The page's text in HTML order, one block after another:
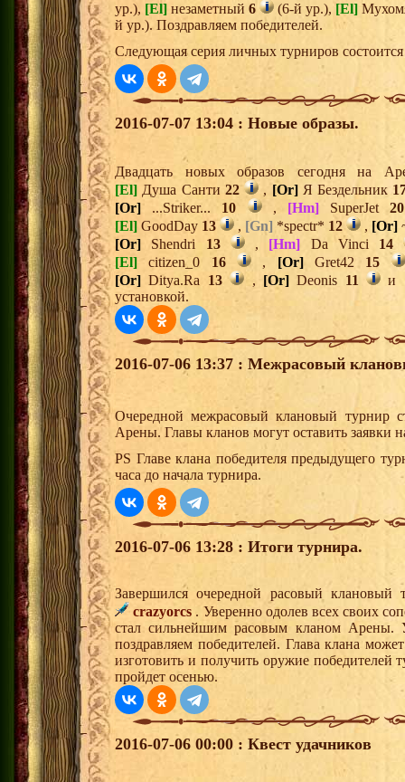
ур.), [El] незаметный 6 (6-й ур.), [El]
й ур.). Поздравляем победителей.
Следующая серия личных турниров состоится
2016-07-07 13:04 : Новые образы.
Двадцать новых образов сегодня на
[El] Душа Санти 22 , [Or]Я Бездельник
[Or] ...Striker... 10 , [Hm] SuperJet20
[El] GoodDay 13 , [Gn] *spectr* 12 , [Or]
[Or] Shendri 13 , [Hm] Da Vinci 14
[El] citizen_0 16 , [Or]Gret42 15
[Or] Ditya.Ra 13 , [Or]Deonis 11 и
установкой.
2016-07-06 13:37 : Межрасовый
Очередной межрасовый клановый турнир
Арены. Главы кланов могут оставить заявки
PS Главе клана победителя предыдущего
часа до начала турнира.
2016-07-06 13:28 : Итоги турнира.
Завершился очередной расовый
crazyorcs . Уверенно одолев всех своих
стал сильнейшим расовым кланом Арены.
поздравляем победителей. Глава клана
изготовить и получить оружие
пройдет осенью.
2016-07-06 00:00 : Квест удачников